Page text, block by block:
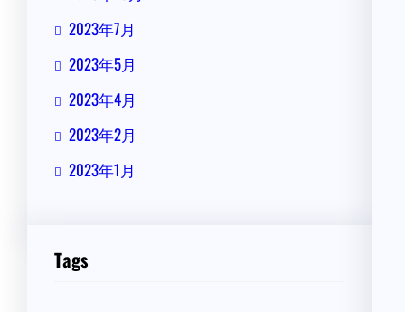
2023年7月
2023年5月
2023年4月
2023年2月
2023年1月
Tags